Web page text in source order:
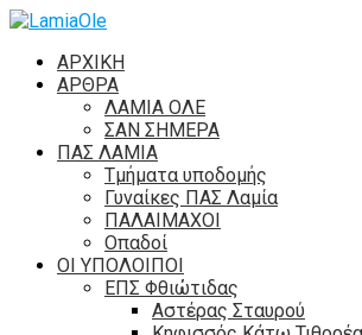
ΑΡΧΙΚΗ
ΑΡΘΡΑ
ΛΑΜΙΑ ΟΛΕ
ΣΑΝ ΣΗΜΕΡΑ
ΠΑΣ ΛΑΜΙΑ
Τμήματα υποδομής
Γυναίκες ΠΑΣ Λαμία
ΠΑΛΑΙΜΑΧΟΙ
Οπαδοί
ΟΙ ΥΠΟΛΟΙΠΟΙ
ΕΠΣ Φθιώτιδας
Αστέρας Σταυρού